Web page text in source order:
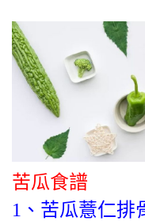
苦瓜食譜
1、苦瓜薏仁排